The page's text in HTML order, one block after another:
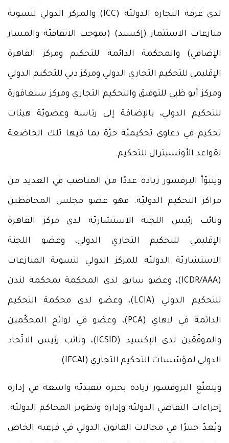
لدى غرفة التجارة الدوليّة (ICC) والمركز الدولي لتسوية
منازعات الاستثمار (إكسيد) (بموجب الاتفاقيّة والمسار
الإضافي) والمحكمة الدائمة للتحكيم ومركز القاهرة
الإقليمي للتحكيم التجاري الدولي ومركز دبي للتحكيم الدولي
ومركز أبو ظبي للتوفيق والتحكيم التجاري ومركز سنغافورة
للتحكيم الدولي، بالإضافة إلى رئاسة وعضويّة هيئات
تحكيم في دعاوى تحكيميّة حرّة بما فيها تلك الخاضعة
لقواعد الأونسيترال للتحكيم.
ويتبوّأ البرفسور زيادة عددًا من المناصب في العديد من
مراكز التحكيم الدوليّة. فهو عضو مجلس المحافظين
ونائب رئيس اللجنة الاستشاريّة لدى مركز القاهرة
الإقليمي للتحكيم التجاري الدولي، وعضو اللجنة
الاستشاريّة الدوليّة للمركز الدولي لتسوية المنازعات
(ICDR/AAA)، وعضو سابق لدى المحكمة بمحكمة لندن
للتحكيم الدولي (LCIA)، وعضو لدى محكمة التحكيم
الدائمة في لاهاي (PCA)، وعضو في لوائح المحكّمين
والموفّقين لدى الإكسيد (ICSID)، ونائب رئيس الاتّحاد
الدولي لمؤسّسات التحكيم التجاري (IFCAI).
ويتمتّع البروفسور زيادة بخبرة تنفيذيّة واسعة في إدارة
إجراءات التقاضي الدوليّة وإدارة وتطوير المحاكم الدوليّة.
ويُعدّ خبيرًا في مجالات القانون الدولي في فرعيه الخاص